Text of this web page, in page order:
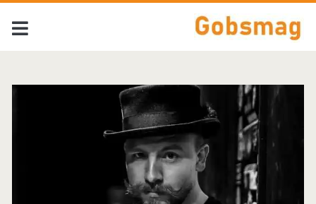
Tag:
<span>Chris
Stapleton</span>